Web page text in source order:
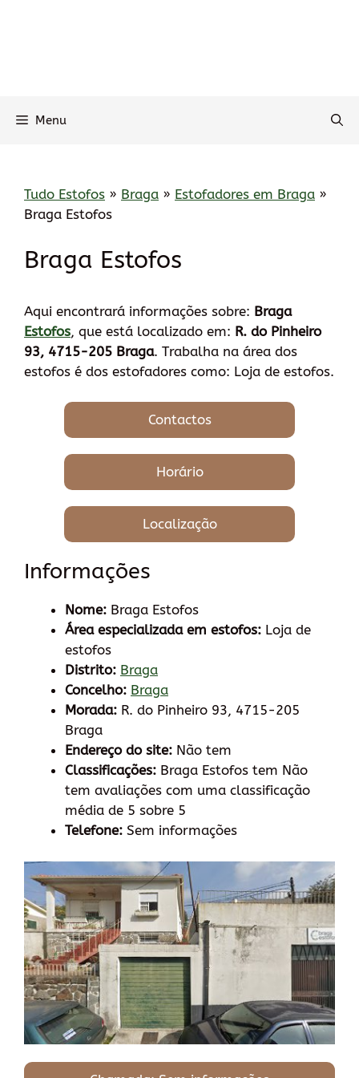
Menu
Tudo Estofos » Braga » Estofadores em Braga »
Braga Estofos
Braga Estofos
Aqui encontrará informações sobre: Braga
Estofos, que está localizado em: R. do Pinheiro
93, 4715-205 Braga. Trabalha na área dos
estofos é dos estofadores como: Loja de estofos.
Contactos
Horário
Localização
Informações
Nome: Braga Estofos
Área especializada em estofos: Loja de
estofos
Distrito: Braga
Concelho: Braga
Morada: R. do Pinheiro 93, 4715-205
Braga
Endereço do site: Não tem
Classificações: Braga Estofos tem Não
tem avaliações com uma classificação
média de 5 sobre 5
Telefone: Sem informações